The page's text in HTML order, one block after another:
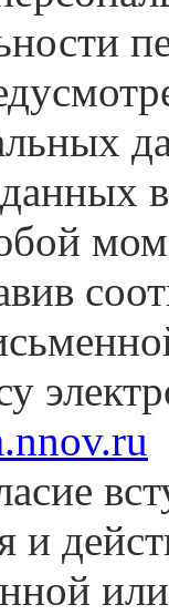
.nnov.ru
и